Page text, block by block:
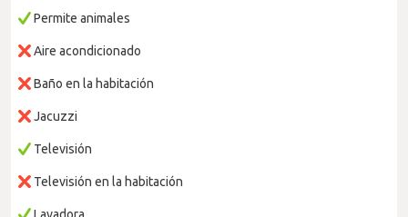
Permite animales
Aire acondicionado
Baño en la habitación
Jacuzzi
Televisión
Televisión en la habitación